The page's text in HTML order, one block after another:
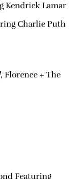
Kendrick Lamar
Charlie Puth
, Florence + The
Featuring